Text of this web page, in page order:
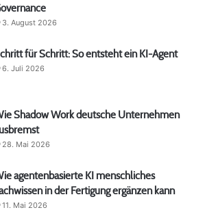
3. August 2026
für Schritt: So entsteht ein KI-Agent
6. Juli 2026
Shadow Work deutsche Unternehmen
28. Mai 2026
agentenbasierte KI menschliches
in der Fertigung ergänzen kann
11. Mai 2026